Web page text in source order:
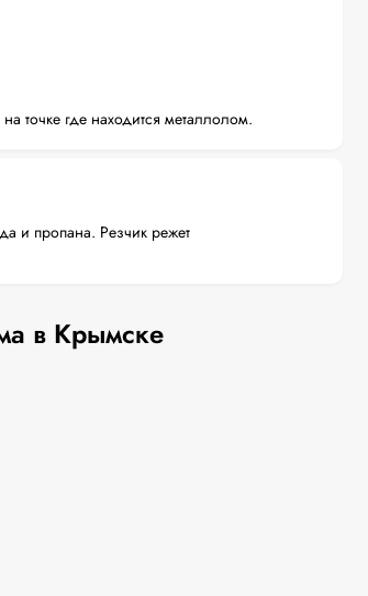
точке где находится металлолом.
и пропана. Резчик режет
в Крымске